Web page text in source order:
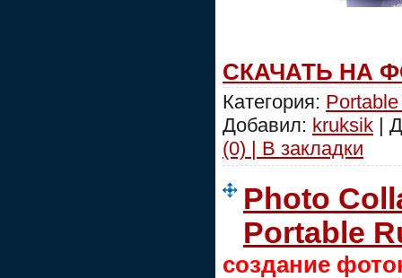
СКАЧАТЬ НА
Категория:
Добавил: kruksik |
(0) | В закладки
Photo
Portable
создание